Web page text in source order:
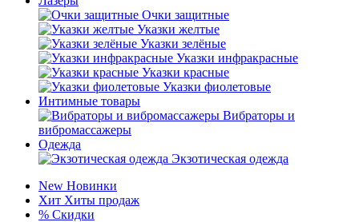
Очки защитные
Указки желтые
Указки зелёные
Указки инфракрасные
Указки красные
Указки фиолетовые
Интимные товары
Вибраторы и
вибромассажеры
Одежда
Экзотическая одежда
New Новинки
Хит Хиты продаж
% Скидки